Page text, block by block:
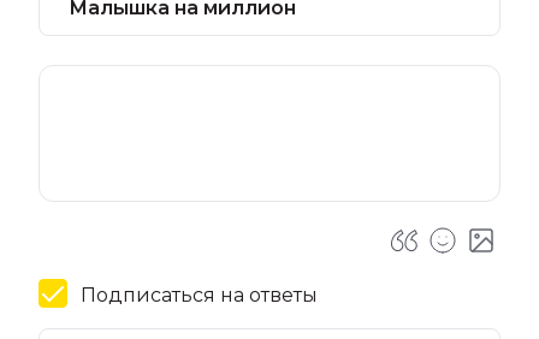
Подписаться на ответы